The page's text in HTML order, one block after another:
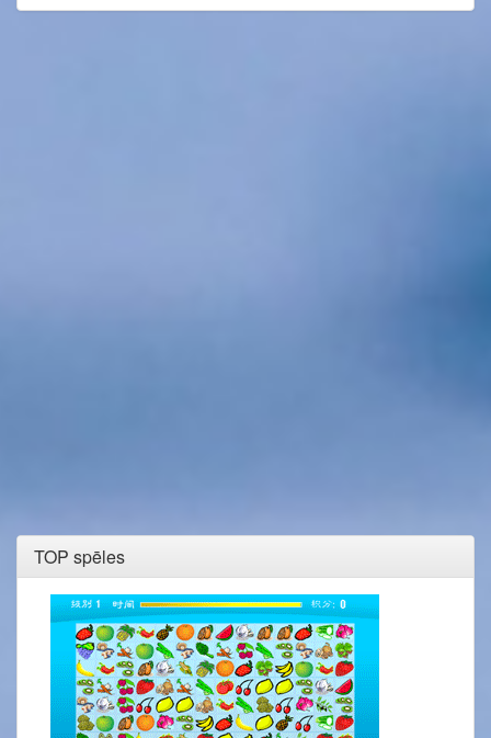
TOP spēles